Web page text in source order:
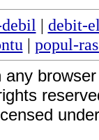
| debit-
| popul-
any